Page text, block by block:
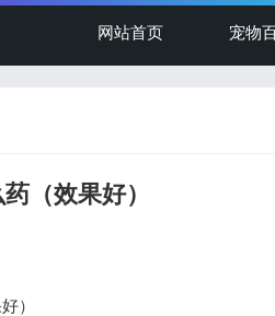
网站首页 宠物
（效果好）
）